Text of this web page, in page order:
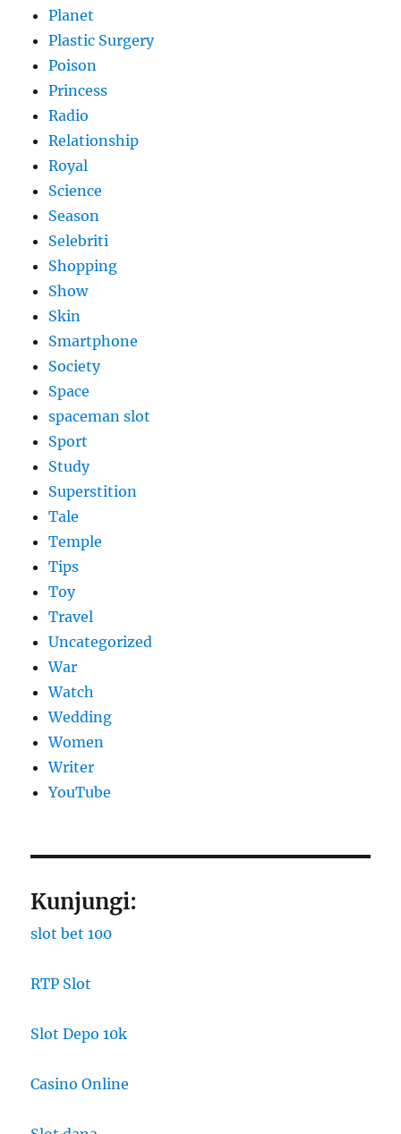
Planet
Plastic Surgery
Poison
Princess
Radio
Relationship
Royal
Science
Season
Selebriti
Shopping
Show
Skin
Smartphone
Society
Space
spaceman slot
Sport
Study
Superstition
Tale
Temple
Tips
Toy
Travel
Uncategorized
War
Watch
Wedding
Women
Writer
YouTube
Kunjungi:
slot bet 100
RTP Slot
Slot Depo 10k
Casino Online